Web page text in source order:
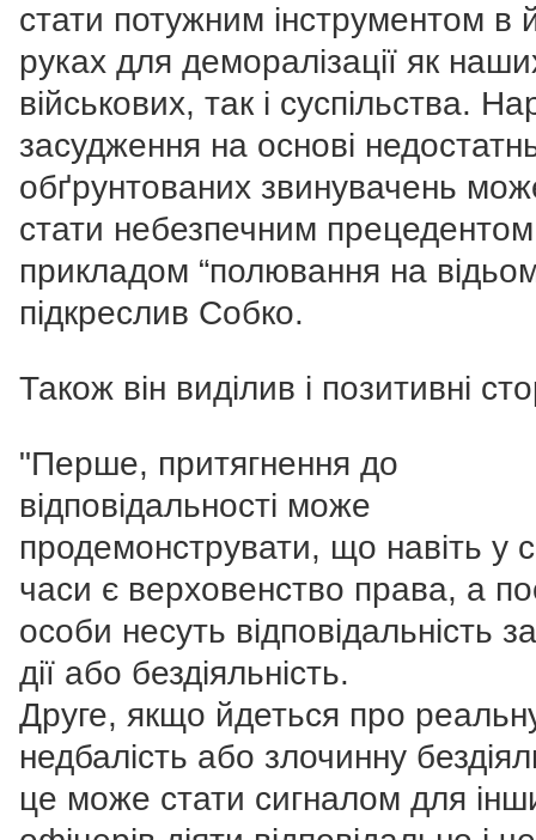
стати потужним інструментом в
руках для деморалізації як
військових, так і суспільства.
засудження на основі
обґрунтованих звинувачень
стати небезпечним
прикладом “полювання на
підкреслив Собко.
Також він виділив і позитивні
"Перше, притягнення до
відповідальності може
продемонструвати, що навіть у
часи є верховенство права, а
особи несуть відповідальність
дії або бездіяльність.
Друге, якщо йдеться про
недбалість або злочинну
це може стати сигналом для